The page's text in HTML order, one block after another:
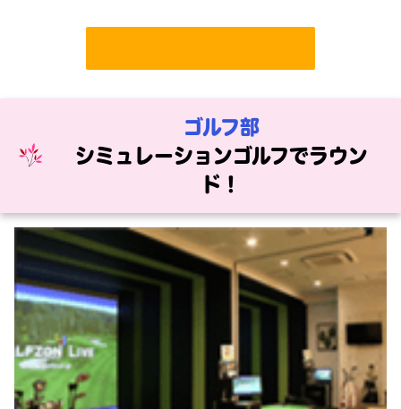
ゴルフ部
シミュレーションゴルフでラウン
ド！